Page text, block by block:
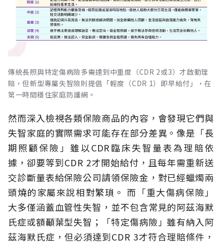
傳統長照與特定傷病險多需達到中重度（CDR 2或3）才啟動理
賠，但新型專屬失智險則提倡「輕度（CDR 1）即早給付」，在
第一時間穩住家庭防護網。
然而深入檢視各類保險商品的內容，會發現它們與
失智家庭的實際需求可能存在部分差異。像是「長
期照顧保險」雖以CDR臨床失智量表為理賠依
據，卻要等到CDR 2才開始給付，且每年需重新送
交診斷量表給保險公司請領保險金，對已經蠟燭兩
頭燒的家屬來說相對繁瑣。 而「重大傷病保險」
大多僅涵蓋血管性失智，並不包含常見的阿茲海默
氏症或額顳葉型失智；「特定傷病險」雖有納入阿
茲海默氏症，但必須達到CDR 3才符合理賠條件，